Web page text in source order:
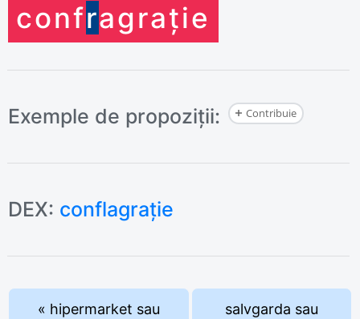
confragrație
Exemple de propoziții: Contribuie
DEX: conflagrație
« hipermarket sau
salvgarda sau